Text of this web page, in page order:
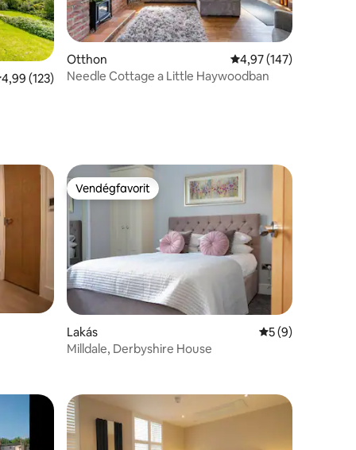
értékelés: 5/4,99, 123 vélemény
4,99 (123)
Otthon Átlagos értékelés: 5/
4,97 (147)
Needle Cottage a Little Haywoodban
Vendégfavorit
Vendégfavorit
Lakás Átlagos
5 (9)
Milldale, Derbyshire House